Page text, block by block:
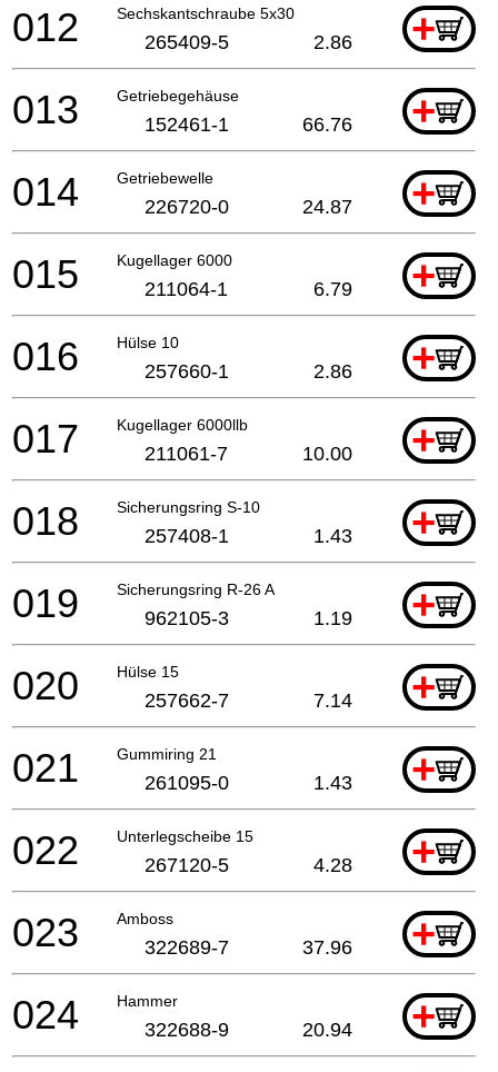
Sechskantschraube 5x30 +
012 265409-5 2.86
Getriebegehäuse +
013 152461-1 66.76
Getriebewelle +
014 226720-0 24.87
Kugellager 6000 +
015 211064-1 6.79
Hülse 10 +
016 257660-1 2.86
Kugellager 6000llb +
017 211061-7 10.00
Sicherungsring S-10 +
018 257408-1 1.43
Sicherungsring R-26 A +
019 962105-3 1.19
Hülse 15 +
020 257662-7 7.14
Gummiring 21 +
021 261095-0 1.43
Unterlegscheibe 15 +
022 267120-5 4.28
Amboss +
023 322689-7 37.96
Hammer +
024 322688-9 20.94